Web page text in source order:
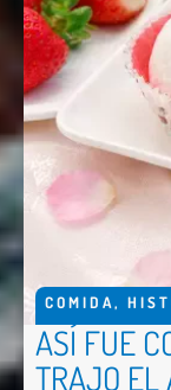
COMIDA,
ASÍ FUE
TRAJO EL